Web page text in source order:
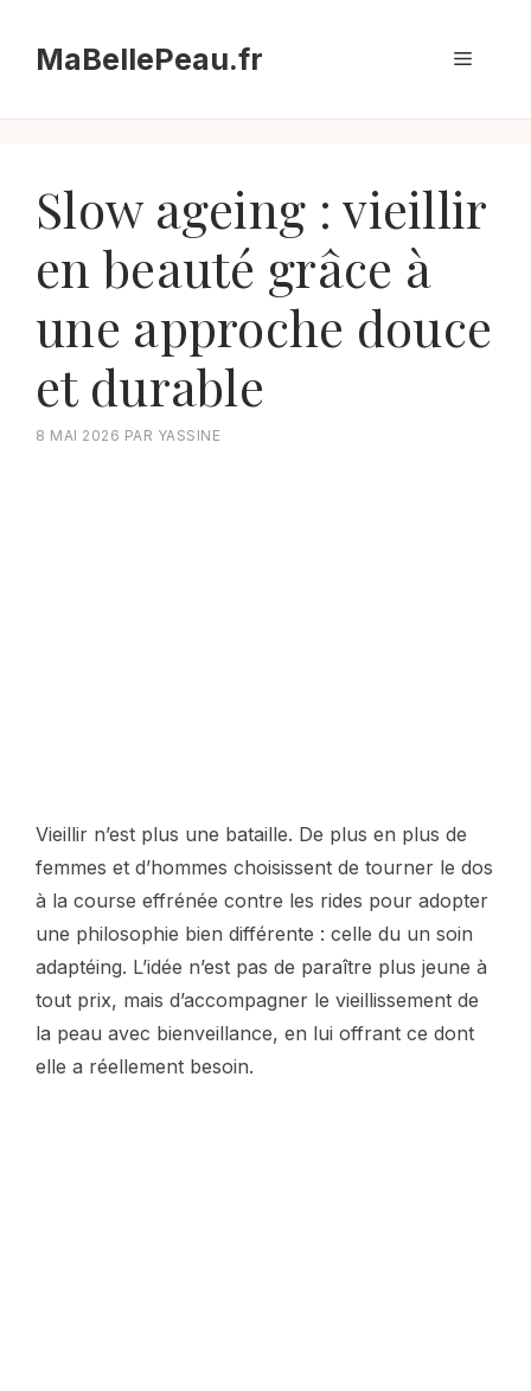
contenuMaBellePeau.fr Menu
Slow ageing : vieillir
en beauté grâce à
une approche douce
et durable
8 MAI 2026 PAR YASSINE
Vieillir n’est plus une bataille. De plus en plus de
femmes et d’hommes choisissent de tourner le dos
à la course effrénée contre les rides pour adopter
une philosophie bien différente : celle du un soin
adaptéing. L’idée n’est pas de paraître plus jeune à
tout prix, mais d’accompagner le vieillissement de
la peau avec bienveillance, en lui offrant ce dont
elle a réellement besoin.